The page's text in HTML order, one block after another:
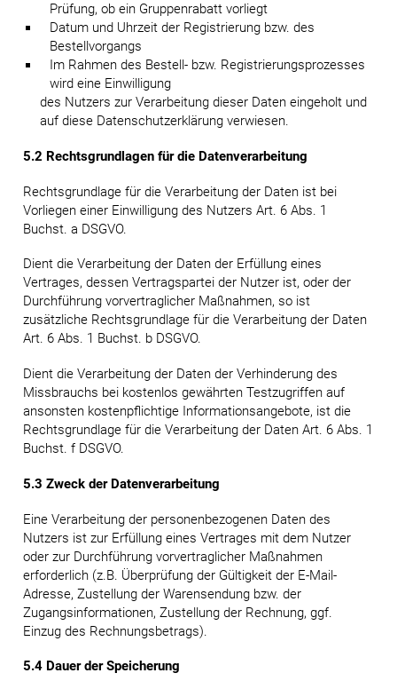
Prüfung, ob ein Gruppenrabatt vorliegt
Datum und Uhrzeit der Registrierung bzw. des
Bestellvorgangs
Im Rahmen des Bestell- bzw. Registrierungsprozesses
wird eine Einwilligung
des Nutzers zur Verarbeitung dieser Daten eingeholt und
auf diese Datenschutzerklärung verwiesen.
5.2 Rechtsgrundlagen für die Datenverarbeitung
Rechtsgrundlage für die Verarbeitung der Daten ist bei
Vorliegen einer Einwilligung des Nutzers Art. 6 Abs. 1
Buchst. a DSGVO.
Dient die Verarbeitung der Daten der Erfüllung eines
Vertrages, dessen Vertragspartei der Nutzer ist, oder der
Durchführung vorvertraglicher Maßnahmen, so ist
zusätzliche Rechtsgrundlage für die Verarbeitung der Daten
Art. 6 Abs. 1 Buchst. b DSGVO.
Dient die Verarbeitung der Daten der Verhinderung des
Missbrauchs bei kostenlos gewährten Testzugriffen auf
ansonsten kostenpflichtige Informationsangebote, ist die
Rechtsgrundlage für die Verarbeitung der Daten Art. 6 Abs. 1
Buchst. f DSGVO.
5.3 Zweck der Datenverarbeitung
Eine Verarbeitung der personenbezogenen Daten des
Nutzers ist zur Erfüllung eines Vertrages mit dem Nutzer
oder zur Durchführung vorvertraglicher Maßnahmen
erforderlich (z.B. Überprüfung der Gültigkeit der E-Mail-
Adresse, Zustellung der Warensendung bzw. der
Zugangsinformationen, Zustellung der Rechnung, ggf.
Einzug des Rechnungsbetrags).
5.4 Dauer der Speicherung